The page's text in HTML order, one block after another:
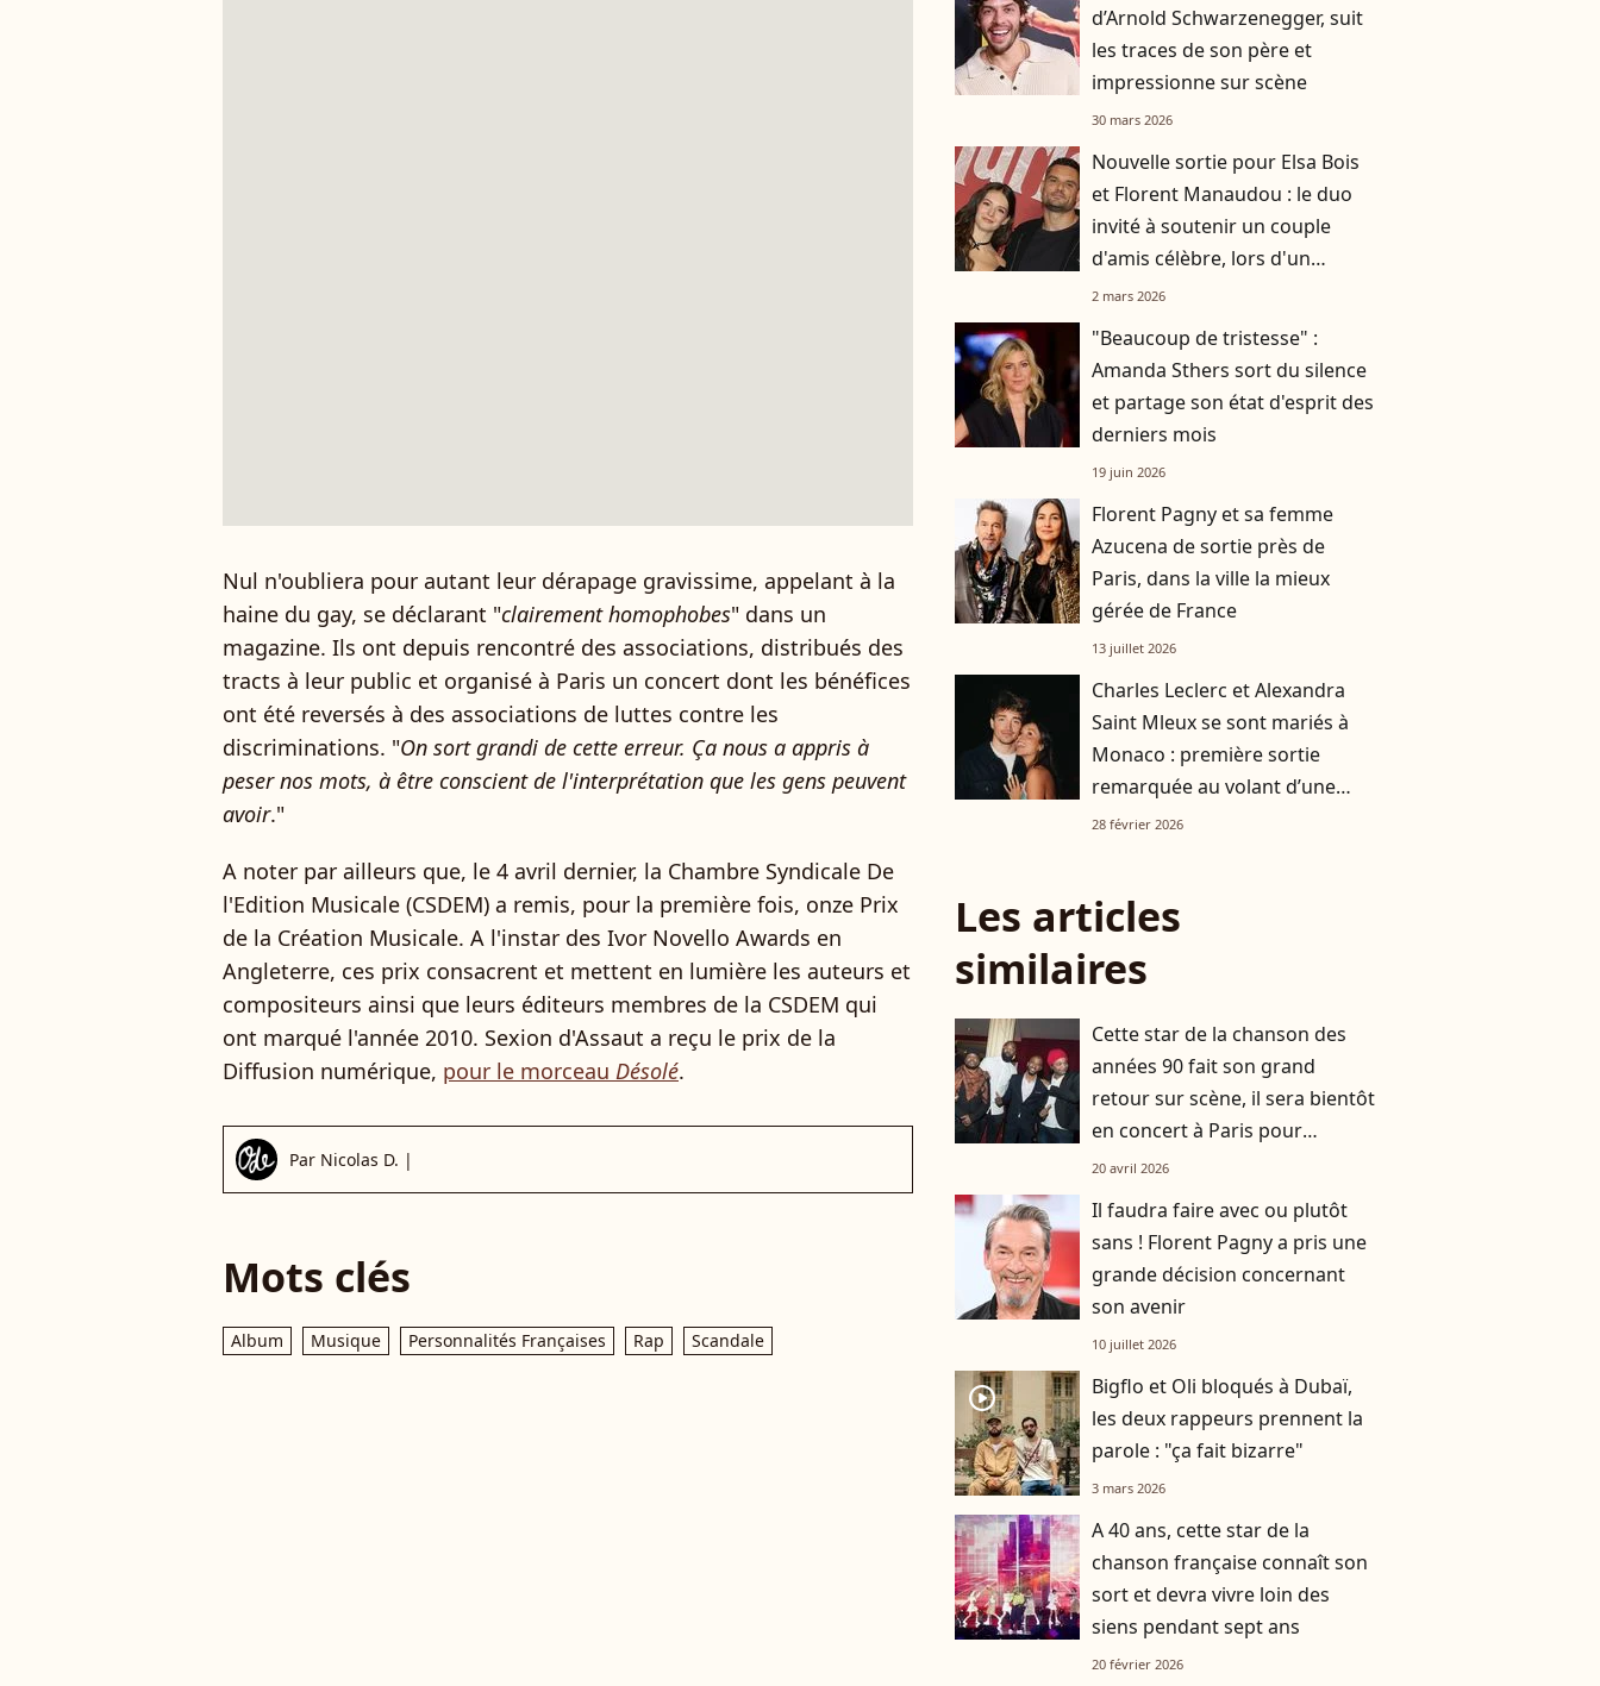
Nul n'oubliera pour autant leur dérapage gravissime, appelant à la
haine du gay, se déclarant "clairement homophobes" dans un
magazine. Ils ont depuis rencontré des associations, distribués des
tracts à leur public et organisé à Paris un concert dont les bénéfices
ont été reversés à des associations de luttes contre les
discriminations. "On sort grandi de cette erreur. Ça nous a appris à
peser nos mots, à être conscient de l'interprétation que les gens peuvent
avoir."
A noter par ailleurs que, le 4 avril dernier, la Chambre Syndicale De
l'Edition Musicale (CSDEM) a remis, pour la première fois, onze Prix
de la Création Musicale. A l'instar des Ivor Novello Awards en
Angleterre, ces prix consacrent et mettent en lumière les auteurs et
compositeurs ainsi que leurs éditeurs membres de la CSDEM qui
ont marqué l'année 2010. Sexion d'Assaut a reçu le prix de la
Diffusion numérique, pour le morceau Désolé.
Par Nicolas D. |
Mots clés
Album Musique Personnalités Françaises Rap Scandale
d’Arnold Schwarzenegger, suit
les traces de son père et
impressionne sur scène
30 mars 2026
Nouvelle sortie pour Elsa Bois
et Florent Manaudou : le duo
invité à soutenir un couple
d'amis célèbre, lors d'un
événement en dehors de Paris
2 mars 2026
"Beaucoup de tristesse" :
Amanda Sthers sort du silence
et partage son état d'esprit des
derniers mois
19 juin 2026
Florent Pagny et sa femme
Azucena de sortie près de
Paris, dans la ville la mieux
gérée de France
13 juillet 2026
Charles Leclerc et Alexandra
Saint Mleux se sont mariés à
Monaco : première sortie
remarquée au volant d’une
voiture d’exception
28 février 2026
Les articles
similaires
Cette star de la chanson des
années 90 fait son grand
retour sur scène, il sera bientôt
en concert à Paris pour
célébrer les 30 ans de son
20 avril 2026
Il faudra faire avec ou plutôt
sans ! Florent Pagny a pris une
grande décision concernant
son avenir
10 juillet 2026
player2
Bigflo et Oli bloqués à Dubaï,
les deux rappeurs prennent la
parole : "ça fait bizarre"
3 mars 2026
A 40 ans, cette star de la
chanson française connaît son
sort et devra vivre loin des
siens pendant sept ans
20 février 2026